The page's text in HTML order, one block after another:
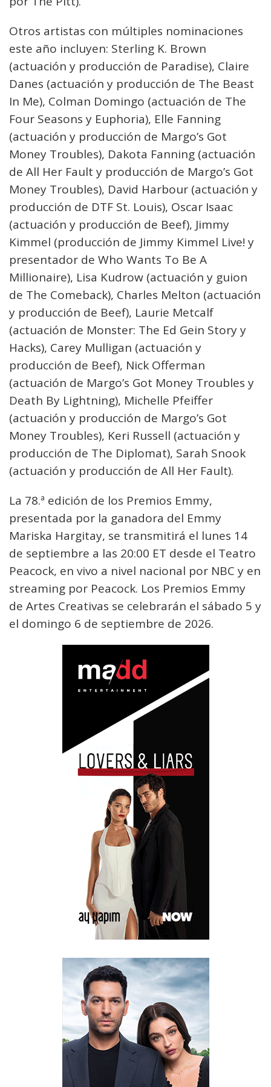
Otros artistas con múltiples nominaciones
este año incluyen: Sterling K. Brown
(actuación y producción de Paradise), Claire
Danes (actuación y producción de The Beast
In Me), Colman Domingo (actuación de The
Four Seasons y Euphoria), Elle Fanning
(actuación y producción de Margo’s Got
Money Troubles), Dakota Fanning (actuación
de All Her Fault y producción de Margo’s Got
Money Troubles), David Harbour (actuación y
producción de DTF St. Louis), Oscar Isaac
(actuación y producción de Beef), Jimmy
Kimmel (producción de Jimmy Kimmel Live! y
presentador de Who Wants To Be A
Millionaire), Lisa Kudrow (actuación y guion
de The Comeback), Charles Melton (actuación
y producción de Beef), Laurie Metcalf
(actuación de Monster: The Ed Gein Story y
Hacks), Carey Mulligan (actuación y
producción de Beef), Nick Offerman
(actuación de Margo’s Got Money Troubles y
Death By Lightning), Michelle Pfeiffer
(actuación y producción de Margo’s Got
Money Troubles), Keri Russell (actuación y
producción de The Diplomat), Sarah Snook
(actuación y producción de All Her Fault).
La 78.ª edición de los Premios Emmy,
presentada por la ganadora del Emmy
Mariska Hargitay, se transmitirá el lunes 14
de septiembre a las 20:00 ET desde el Teatro
Peacock, en vivo a nivel nacional por NBC y en
streaming por Peacock. Los Premios Emmy
de Artes Creativas se celebrarán el sábado 5 y
el domingo 6 de septiembre de 2026.